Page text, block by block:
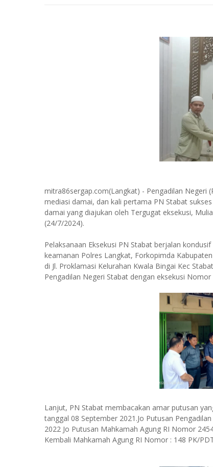
mitra86sergap.com(Langkat) - Pengadilan Negeri
mediasi damai, dan kali pertama PN Stabat
damai yang diajukan oleh Tergugat eksekusi,
(24/7/2024).
Pelaksanaan Eksekusi PN Stabat berjalan
keamanan Polres Langkat, Forkopimda
di Jl. Proklamasi Kelurahan Kwala Bingai Kec
Pengadilan Negeri Stabat dengan eksekusi
Lanjut, PN Stabat membacakan amar putusan
tanggal 08 September 2021.Jo Putusan
2022 Jo Putusan Mahkamah Agung RI Nomor
Kembali Mahkamah Agung RI Nomor : 148 PK/